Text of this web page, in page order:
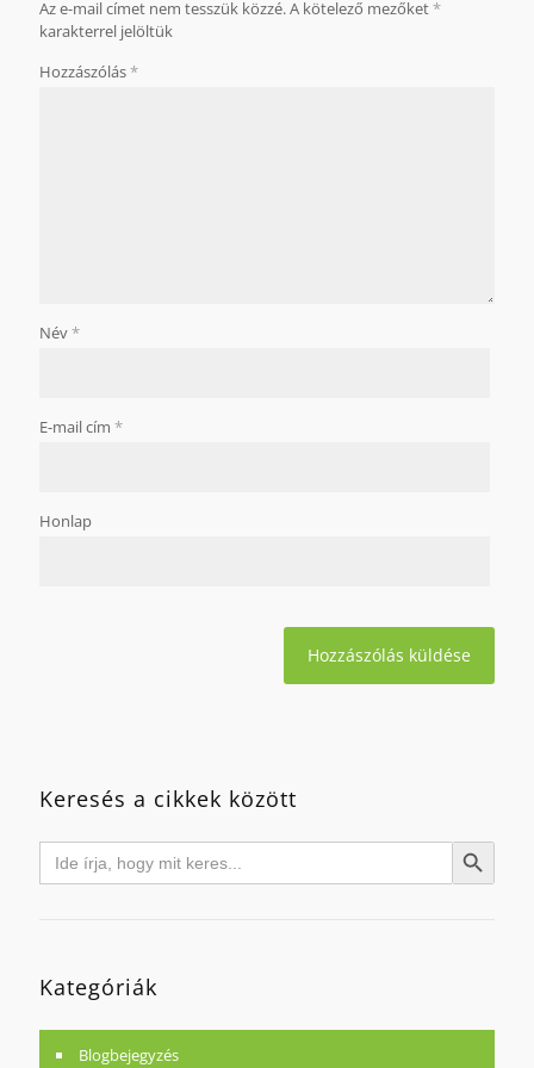
Az e-mail címet nem tesszük közzé.A kötelező mezőket*
karakterrel jelöltük
Hozzászólás*
Név*
E-mail cím *
Honlap
Keresés a cikkek között
Search
for: Search Button
Kategóriák
Blogbejegyzés